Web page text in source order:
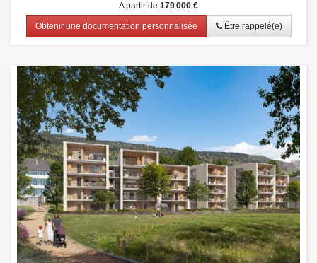
A partir de 179 000 €
Obtenir une documentation personnalisée Être rappelé(e)